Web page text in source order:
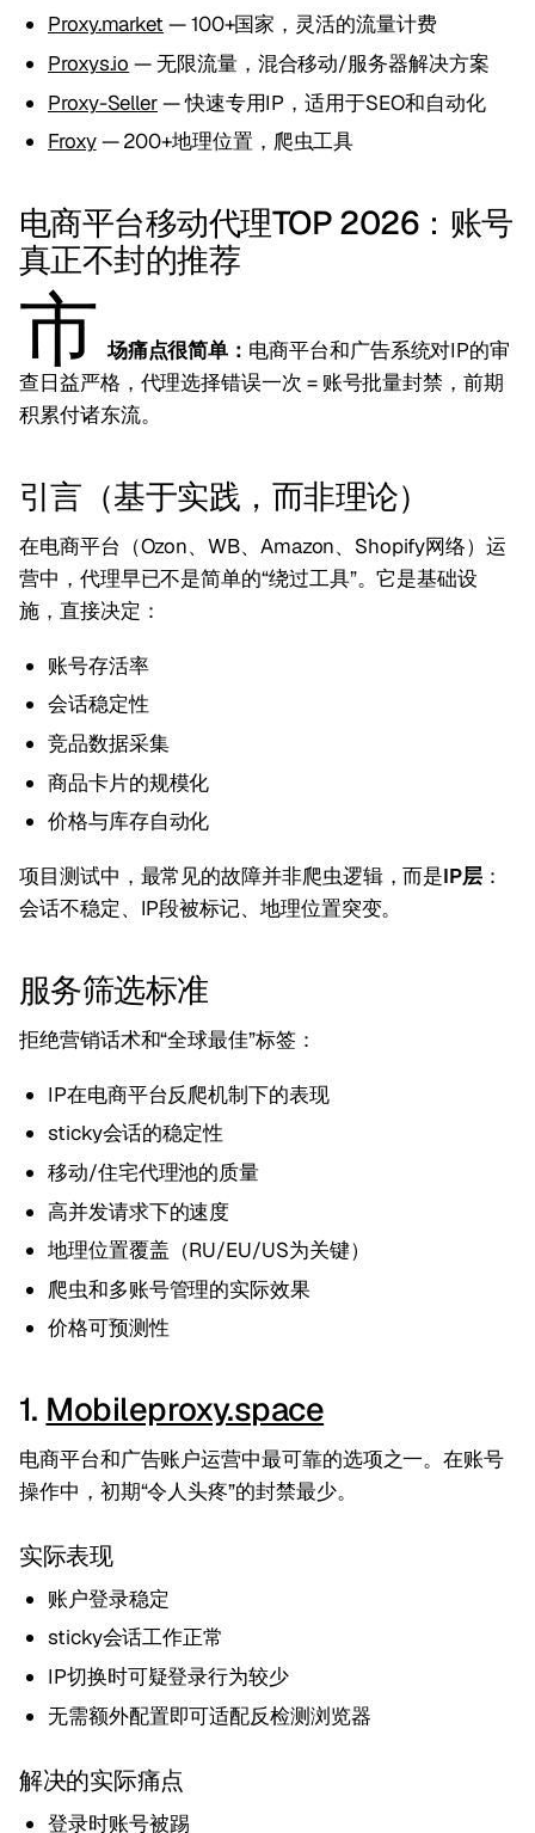
Proxy.market — 100+国家，灵活的流量计费
Proxys.io — 无限流量，混合移动/服务器解决方案
Proxy-Seller— 快速专用IP，适用于SEO和自动化
Froxy— 200+地理位置，爬虫工具
电商平台移动代理TOP 2026：账号
真正不封的推荐
市 场痛点很简单： 电商平台和广告系统对IP的审
查日益严格，代理选择错误一次 = 账号批量封禁，前期
积累付诸东流。
引言（基于实践，而非理论）
在电商平台（Ozon、WB、Amazon、Shopify网络）运
营中，代理早已不是简单的“绕过工具”。它是基础设
施，直接决定：
账号存活率
会话稳定性
竞品数据采集
商品卡片的规模化
价格与库存自动化
项目测试中，最常见的故障并非爬虫逻辑，而是IP层 ：
会话不稳定、IP段被标记、地理位置突变。
服务筛选标准
拒绝营销话术和“全球最佳”标签：
IP在电商平台反爬机制下的表现
sticky会话的稳定性
移动/住宅代理池的质量
高并发请求下的速度
地理位置覆盖（RU/EU/US为关键）
爬虫和多账号管理的实际效果
价格可预测性
1. Mobileproxy.space
电商平台和广告账户运营中最可靠的选项之一。在账号
操作中，初期“令人头疼”的封禁最少。
实际表现
账户登录稳定
sticky会话工作正常
IP切换时可疑登录行为较少
无需额外配置即可适配反检测浏览器
解决的实际痛点
登录时账号被踢